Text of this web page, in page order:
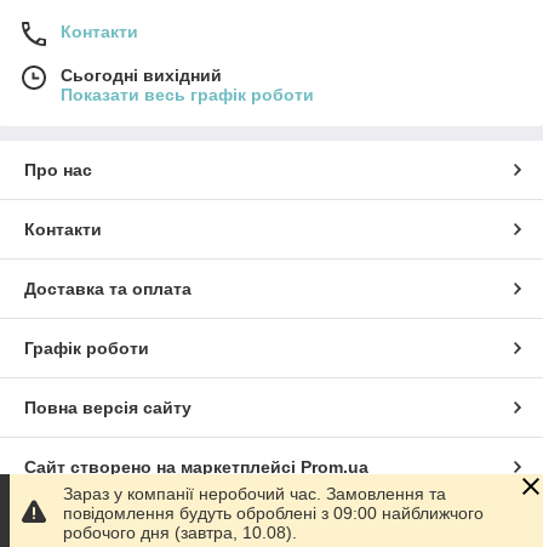
Контакти
Сьогодні вихідний
Показати весь графік роботи
Про нас
Контакти
Доставка та оплата
Графік роботи
Повна версія сайту
Сайт створено на маркетплейсі Prom.ua
Політика конфіденційності
Зараз у компанії неробочий час. Замовлення та
повідомлення будуть оброблені з 09:00 найближчого
робочого дня (завтра, 10.08).